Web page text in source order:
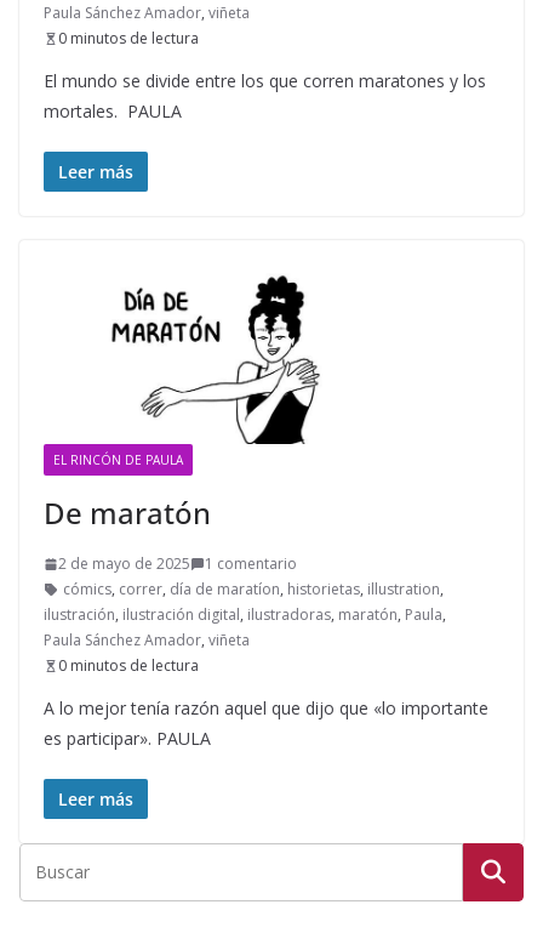
Paula Sánchez Amador, viñeta
0 minutos de lectura
El mundo se divide entre los que corren maratones y los
mortales. PAULA
Leer más
EL RINCÓN DE PAULA
De maratón
2 de mayo de 2025
1 comentario
cómics, correr, día de maratíon, historietas, illustration,
ilustración, ilustración digital, ilustradoras, maratón, Paula,
Paula Sánchez Amador, viñeta
0 minutos de lectura
A lo mejor tenía razón aquel que dijo que «lo importante
es participar». PAULA
Leer más